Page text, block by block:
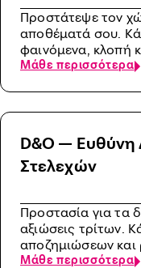
Προστάτεψε τον
αποθέματά σου.
φαινόμενα, κλοπή
Μάθε περισσότερα
D&O — Ευθύνη
Στελεχών
Προστασία για τα
αξιώσεις τρίτων.
αποζημιώσεων και
Μάθε περισσότερα